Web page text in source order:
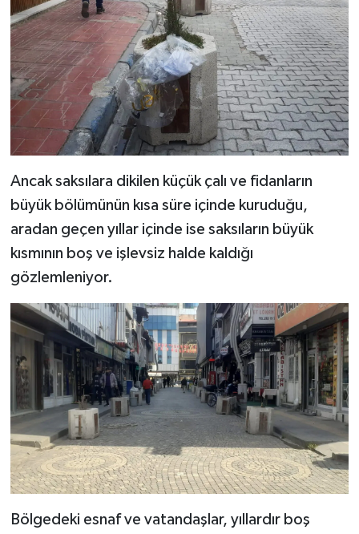
Ancak saksılara dikilen küçük çalı ve fidanların
büyük bölümünün kısa süre içinde kuruduğu,
aradan geçen yıllar içinde ise saksıların büyük
kısmının boş ve işlevsiz halde kaldığı
gözlemleniyor.
Bölgedeki esnaf ve vatandaşlar, yıllardır boş